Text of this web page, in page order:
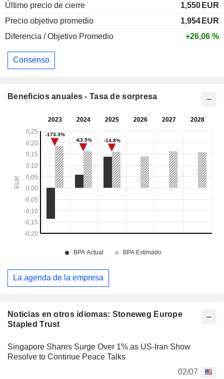
Noticias en otros idiomas: Stoneweg Europe
Stapled Trust
Singapore Shares Surge Over 1% as US-Iran Show
Resolve to Continue Peace Talks
02/07
Último precio de cierre
1,550 EUR
Precio objetivo promedio
1,954 EUR
Diferencia / Objetivo Promedio
+26,06 %
Consenso
Beneficios anuales - Tasa de sorpresa
La agenda de la empresa